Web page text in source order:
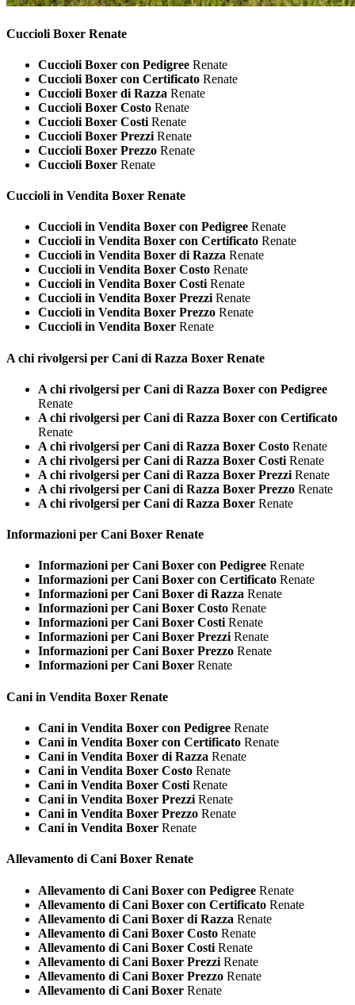
Cuccioli Boxer Renate
Cuccioli Boxer con Pedigree Renate
Cuccioli Boxer con Certificato Renate
Cuccioli Boxer di Razza Renate
Cuccioli Boxer Costo Renate
Cuccioli Boxer Costi Renate
Cuccioli Boxer Prezzi Renate
Cuccioli Boxer Prezzo Renate
Cuccioli Boxer Renate
Cuccioli in Vendita Boxer Renate
Cuccioli in Vendita Boxer con Pedigree Renate
Cuccioli in Vendita Boxer con Certificato Renate
Cuccioli in Vendita Boxer di Razza Renate
Cuccioli in Vendita Boxer Costo Renate
Cuccioli in Vendita Boxer Costi Renate
Cuccioli in Vendita Boxer Prezzi Renate
Cuccioli in Vendita Boxer Prezzo Renate
Cuccioli in Vendita Boxer Renate
A chi rivolgersi per Cani di Razza Boxer Renate
A chi rivolgersi per Cani di Razza Boxer con Pedigree
Renate
A chi rivolgersi per Cani di Razza Boxer con Certificato
Renate
A chi rivolgersi per Cani di Razza Boxer Costo Renate
A chi rivolgersi per Cani di Razza Boxer Costi Renate
A chi rivolgersi per Cani di Razza Boxer Prezzi Renate
A chi rivolgersi per Cani di Razza Boxer Prezzo Renate
A chi rivolgersi per Cani di Razza Boxer Renate
Informazioni per Cani Boxer Renate
Informazioni per Cani Boxer con Pedigree Renate
Informazioni per Cani Boxer con Certificato Renate
Informazioni per Cani Boxer di Razza Renate
Informazioni per Cani Boxer Costo Renate
Informazioni per Cani Boxer CostiRenate
Informazioni per Cani Boxer PrezziRenate
Informazioni per Cani Boxer Prezzo Renate
Informazioni per Cani Boxer Renate
Cani in Vendita Boxer Renate
Cani in Vendita Boxer con Pedigree Renate
Cani in Vendita Boxer con Certificato Renate
Cani in Vendita Boxer di Razza Renate
Cani in Vendita Boxer Costo Renate
Cani in Vendita Boxer Costi Renate
Cani in Vendita Boxer Prezzi Renate
Cani in Vendita Boxer Prezzo Renate
Cani in Vendita Boxer Renate
Allevamento di Cani Boxer Renate
Allevamento di Cani Boxer con Pedigree Renate
Allevamento di Cani Boxer con Certificato Renate
Allevamento di Cani Boxer di Razza Renate
Allevamento di Cani Boxer Costo Renate
Allevamento di Cani Boxer Costi Renate
Allevamento di Cani Boxer Prezzi Renate
Allevamento di Cani Boxer Prezzo Renate
Allevamento di Cani Boxer Renate